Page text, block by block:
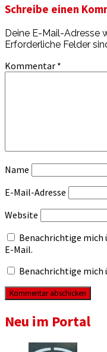
Schreibe einen
Deine E-Mail-Adresse
Erforderliche Felder
Kommentar *
Name
E-Mail-Adresse
Website
Benachrichtige mich
E-Mail.
Benachrichtige mich
Neu im Portal